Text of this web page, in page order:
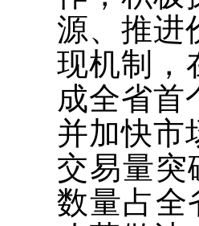
源、推进
现机制，
成全省首
并加快市
交易量突
数量占全